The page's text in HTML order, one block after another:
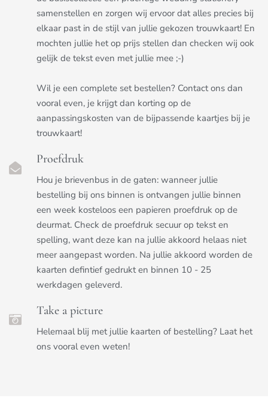
samenstellen en zorgen wij ervoor dat alles precies bij
elkaar past in de stijl van jullie gekozen trouwkaart! En
mochten jullie het op prijs stellen dan checken wij ook
gelijk de tekst even met jullie mee ;-)
Wil je een complete set bestellen? Contact ons dan
vooral even, je krijgt dan korting op de
aanpassingskosten van de bijpassende kaartjes bij je
trouwkaart!
Proefdruk
Hou je brievenbus in de gaten: wanneer jullie
bestelling bij ons binnen is ontvangen jullie binnen
een week kosteloos een papieren proefdruk op de
deurmat. Check de proefdruk secuur op tekst en
spelling, want deze kan na jullie akkoord helaas niet
meer aangepast worden. Na jullie akkoord worden de
kaarten defintief gedrukt en binnen 10 - 25
werkdagen geleverd.
Take a picture
Helemaal blij met jullie kaarten of bestelling? Laat het
ons vooral even weten!